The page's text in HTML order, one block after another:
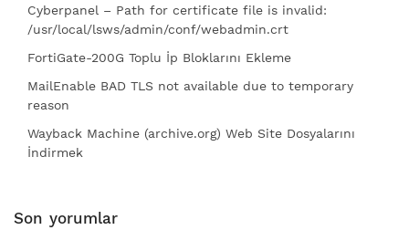
Cyberpanel – Path for certificate file is invalid:
/usr/local/lsws/admin/conf/webadmin.crt
FortiGate-200G Toplu İp Bloklarını Ekleme
MailEnable BAD TLS not available due to temporary
reason
Wayback Machine (archive.org) Web Site Dosyalarını
İndirmek
Son yorumlar